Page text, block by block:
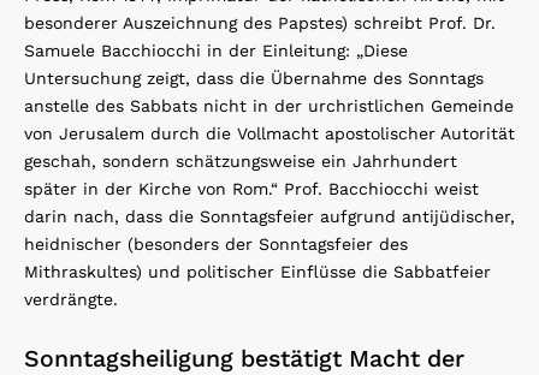
besonderer Auszeichnung des Papstes) schreibt Prof. Dr.
Samuele Bacchiocchi in der Einleitung: „Diese
Untersuchung zeigt, dass die Übernahme des Sonntags
anstelle des Sabbats nicht in der urchristlichen Gemeinde
von Jerusalem durch die Vollmacht apostolischer Autorität
geschah, sondern schätzungsweise ein Jahrhundert
später in der Kirche von Rom.“ Prof. Bacchiocchi weist
darin nach, dass die Sonntagsfeier aufgrund antijüdischer,
heidnischer (besonders der Sonntagsfeier des
Mithraskultes) und politischer Einflüsse die Sabbatfeier
verdrängte.
Sonntagsheiligung bestätigt Macht der